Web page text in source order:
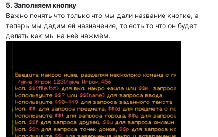
5. Заполняем кнопку
Важно понять что только что мы дали название кнопке, а
теперь мы дадим ей назначение, то есть то что он будет
делать как мы на неё нажмём.